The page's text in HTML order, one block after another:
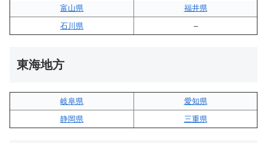
富山県
福井県
石川県
–
東海地方
岐阜県
愛知県
静岡県
三重県